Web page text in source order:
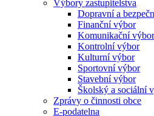
Výbory zastupitelstva
Dopravní a
Finanční výbor
Komunikační výbor
Kontrolní výbor
Kulturní výbor
Sportovní výbor
Stavební výbor
Školský a sociální
Zprávy o činnosti obce
E-podatelna